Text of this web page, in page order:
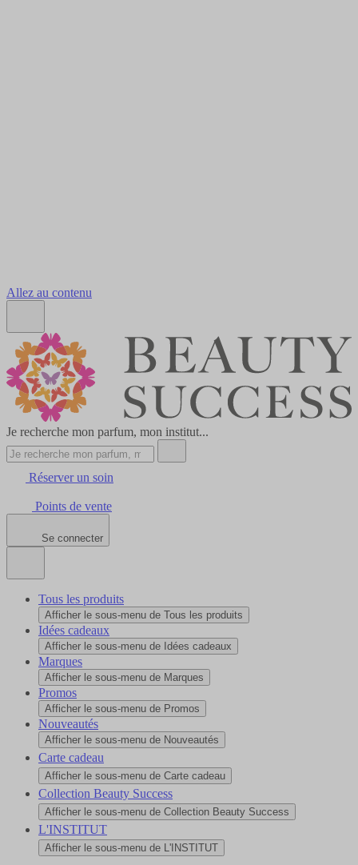
Allez au contenu
Je recherche mon parfum, mon institut...
Réserver un soin
Points de vente
Se connecter
Tous les produits
Afficher le sous-menu de Tous les produits
Idées cadeaux
Afficher le sous-menu de Idées cadeaux
Marques
Afficher le sous-menu de Marques
Promos
Afficher le sous-menu de Promos
Nouveautés
Afficher le sous-menu de Nouveautés
Carte cadeau
Afficher le sous-menu de Carte cadeau
Collection Beauty Success
Afficher le sous-menu de Collection Beauty Success
L'INSTITUT
Afficher le sous-menu de L'INSTITUT